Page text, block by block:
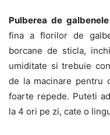
Pulberea de galbenele
fina a florilor de
borcane de sticla,
umiditate si trebuie
de la macinare pentru
foarte repede. Puteti
la 4 ori pe zi, cate o